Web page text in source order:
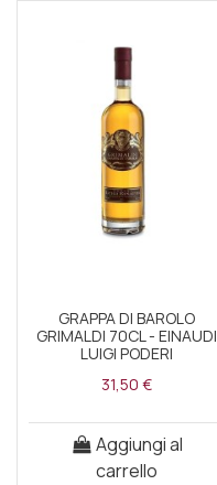
GRAPPA DI BAROLO
GRIMALDI 70CL - EINAUDI
LUIGI PODERI
31,50 €
Aggiungi al
carrello